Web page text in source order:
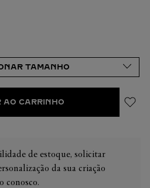
AO CARRINHO
de estoque, solicitar
da sua criação
conosco.